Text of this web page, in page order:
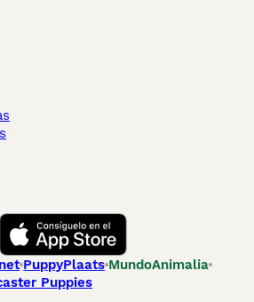
PuppyPlaats MundoAnimalia
Puppies